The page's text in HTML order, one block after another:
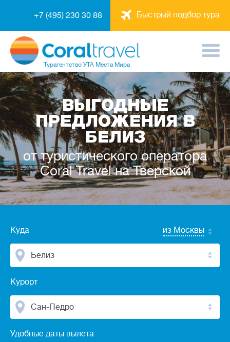
Быстрый подбор тура
+7 (495) 230 30 88
Турагентство УТА Места Мира
ВЫГОДНЫЕ
ПРЕДЛОЖЕНИЯ В
БЕЛИЗ
от туристического оператора
Coral Travel на Тверской
Куда из Москвы
Белиз
Курорт
Сан-Педро
Удобные даты вылета